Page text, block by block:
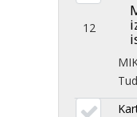
12